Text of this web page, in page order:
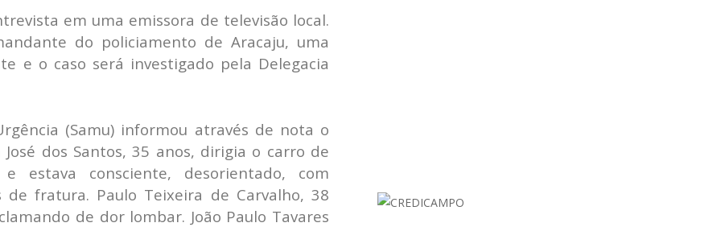
em uma emissora de televisão local.
do policiamento de Aracaju, uma
e o caso será investigado pela Delegacia
(Samu) informou através de nota o
dos Santos, 35 anos, dirigia o carro de
estava consciente, desorientado, com
fratura. Paulo Teixeira de Carvalho, 38
de dor lombar. João Paulo Tavares